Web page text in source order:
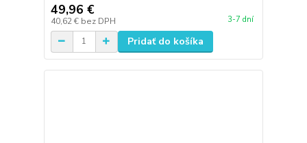
49,96 €
40,62 € bez DPH 3-7 dní
Pridať do košíka